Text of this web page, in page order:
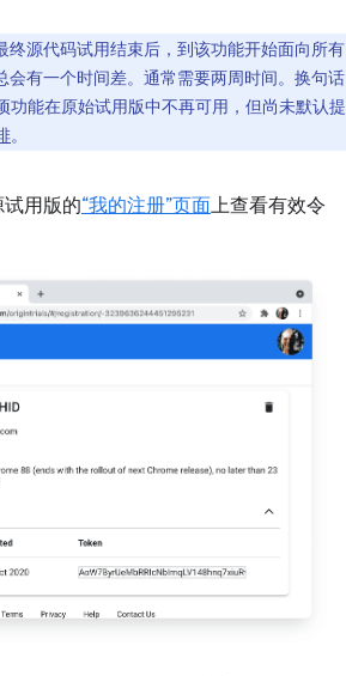
终源代码试用结束后，到该功能开始面向所有
会有一个时间差。通常需要两周时间。换句话
功能在原始试用版中不再可用，但尚未默认提
。
用版的“我的注册”页面上查看有效令